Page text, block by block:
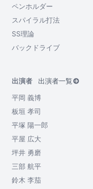
ペンホルダー
スパイラル打法
SS理論
バックドライブ
出演者
出演者一覧
平岡 義博
板垣 孝司
平塚 陽一郎
平屋 広大
坪井 勇磨
三部 航平
鈴木 李茄